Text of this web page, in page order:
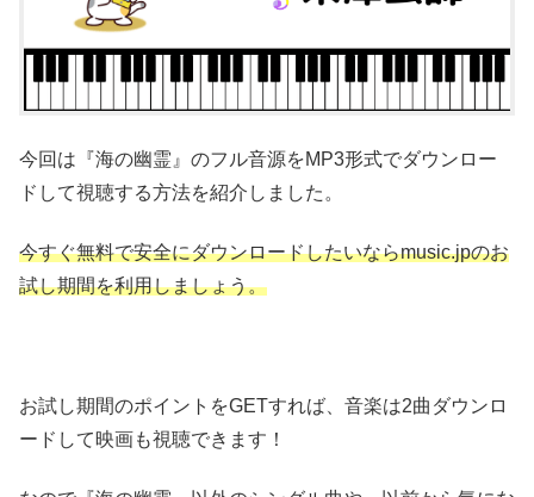
今回は『海の幽霊』のフル音源をMP3形式でダウンロー
ドして視聴する方法を紹介しました。
今すぐ無料で安全にダウンロードしたいならmusic.jpのお
試し期間を利用しましょう。
お試し期間のポイントをGETすれば、音楽は2曲ダウンロ
ードして映画も視聴できます！